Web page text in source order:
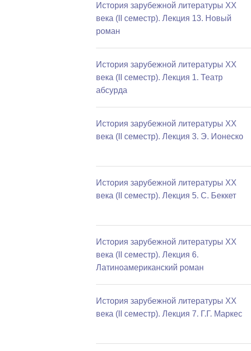
История зарубежной литературы XX
века (II семестр). Лекция 13. Новый
роман
История зарубежной литературы XX
века (II семестр). Лекция 1. Театр
абсурда
История зарубежной литературы XX
века (II семестр). Лекция 3. Э. Ионеско
История зарубежной литературы XX
века (II семестр). Лекция 5. С. Беккет
История зарубежной литературы XX
века (II семестр). Лекция 6.
Латиноамериканский роман
История зарубежной литературы XX
века (II семестр). Лекция 7. Г.Г. Маркес